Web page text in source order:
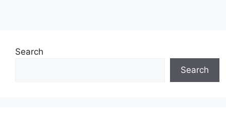
Search
Search